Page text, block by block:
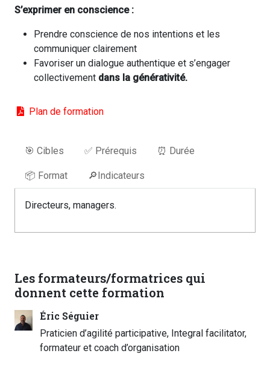
S’exprimer en conscience :
Prendre conscience de nos intentions et les
communiquer clairement
Favoriser un dialogue authentique et s’engager
collectivement dans la générativité.
Plan de formation
🎯 Cibles ✅ Prérequis ⏰ Durée
📦 Format 🔎Indicateurs
Directeurs, managers.
Les formateurs/formatrices qui
donnent cette formation
Éric Séguier
Praticien d’agilité participative, Integral facilitator,
formateur et coach d’organisation